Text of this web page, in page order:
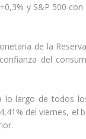
y S&P 500
de la
del
largo de todos
del viernes, el